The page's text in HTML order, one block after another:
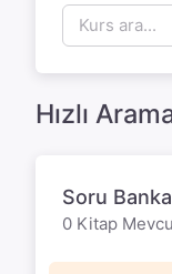
Hızlı
Soru
0 Kitap